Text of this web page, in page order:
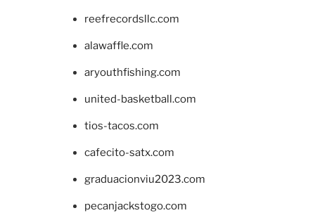
reefrecordsllc.com
alawaffle.com
aryouthfishing.com
united-basketball.com
tios-tacos.com
cafecito-satx.com
graduacionviu2023.com
pecanjackstogo.com